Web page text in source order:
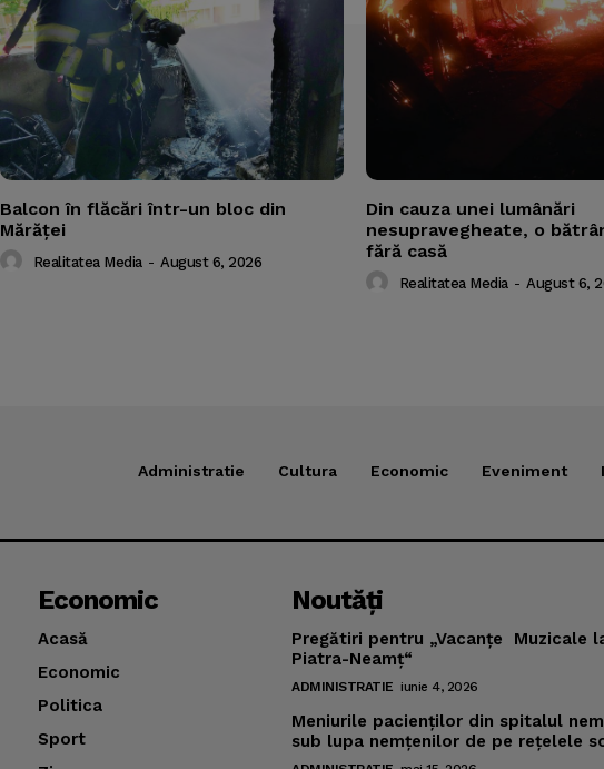
Balcon în flăcări într-un bloc din
Mărăţei
Realitatea Media - August 6, 2026
Din cauza unei lumânări
nesupravegheate, o
fără casă
Realitatea Media - August 6,
Administratie Cultura Economic Eveniment
Economic
Acasă
Economic
Politica
Sport
Noutăţi
Pregătiri pentru „Vacanţe Muzicale
Piatra-Neamţ“
ADMINISTRATIE iunie 4, 2026
Meniurile pacienţilor din spitalul
sub lupa nemţenilor de pe reţelele